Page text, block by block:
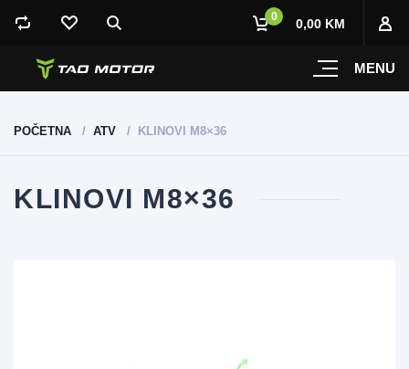
MENU
0 0,00 KM
POČETNA ATV KLINOVI M8×36
KLINOVI M8×36